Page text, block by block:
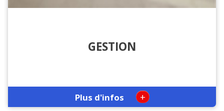
GESTION
Plus d'infos +